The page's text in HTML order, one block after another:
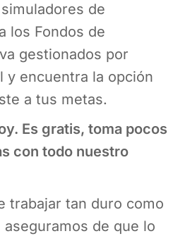
de
los Fondos de
gestionados por
y encuentra la opción
a tus metas.
Es gratis, toma pocos
con todo nuestro
trabajar tan duro como
de que lo